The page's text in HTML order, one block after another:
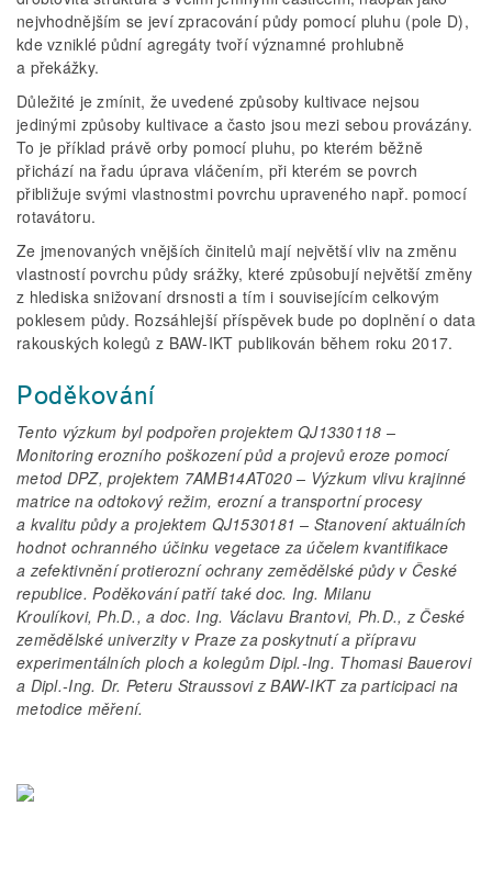
nejvhodnějším se jeví zpracování půdy pomocí pluhu (pole D),
kde vzniklé půdní agregáty tvoří významné prohlubně
a překážky.
Důležité je zmínit, že uvedené způsoby kultivace nejsou
jedinými způsoby kultivace a často jsou mezi sebou provázány.
To je příklad právě orby pomocí pluhu, po kterém běžně
přichází na řadu úprava vláčením, při kterém se povrch
přibližuje svými vlastnostmi povrchu upraveného např. pomocí
rotavátoru.
Ze jmenovaných vnějších činitelů mají největší vliv na změnu
vlastností povrchu půdy srážky, které způsobují největší změny
z hlediska snižovaní drsnosti a tím i souvisejícím celkovým
poklesem půdy. Rozsáhlejší příspěvek bude po doplnění o data
rakouských kolegů z BAW­‑IKT publikován během roku 2017.
Poděkování
Tento výzkum byl podpořen projektem QJ1330118 –
Monitoring erozního poškození půd a projevů eroze pomocí
metod DPZ, projektem 7AMB14AT020 – Výzkum vlivu krajinné
matrice na odtokový režim, erozní a transportní procesy
a kvalitu půdy a projektem QJ1530181 – Stanovení aktuálních
hodnot ochranného účinku vegetace za účelem kvantifikace
a zefektivnění protierozní ochrany zemědělské půdy v České
republice. Poděkování patří také doc. Ing. Milanu
Kroulíkovi, Ph.D., a doc. Ing. Václavu Brantovi, Ph.D., z České
zemědělské univerzity v Praze za poskytnutí a přípravu
experimentálních ploch a kolegům Dipl.-Ing. Thomasi Bauerovi
a Dipl.-Ing. Dr. Peteru Straussovi z BAW­‑IKT za participaci na
metodice měření.